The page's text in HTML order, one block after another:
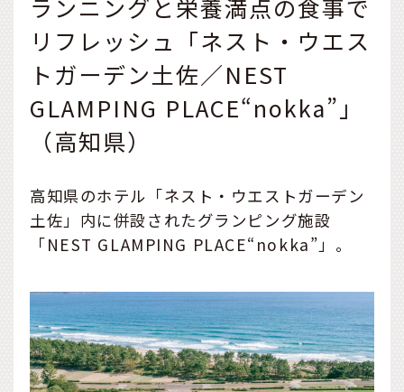
ランニングと栄養満点の食事で
リフレッシュ「ネスト・ウエス
トガーデン土佐／NEST
GLAMPING PLACE“nokka”」
（高知県）
高知県のホテル「ネスト・ウエストガーデン
土佐」内に併設されたグランピング施設
「NEST GLAMPING PLACE“nokka”」。